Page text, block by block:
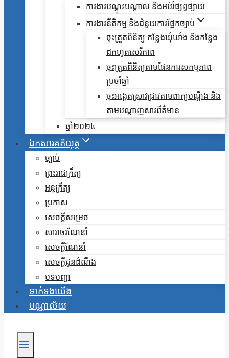
ការងារបណ្តុះបណ្តាល និងអប់រំផ្សព្វផ្សាយ
ការងារនីតិកម្ម និងជំនួយការផ្នែកច្បាប់
ចុះត្រួតពិនិត្យ កន្លែងឃុំឃាំង និងកន្លែង
ដកហូតសេរីភាព
ចុះត្រួតពិនិត្យតាមផែនការសកម្មភាព
ប្រចាំឆ្នាំ
ចុះអង្កេតស្រាវជ្រាវតាមពាក្យបណ្តឹង និង
តាមបណ្តាញសារព័ត៌មាន
ឆ្នាំ២០២៤
ឯកសារគតិយុត្ត
ច្បាប់
ព្រះរាជក្រឹត្យ
អនុក្រឹត្យ
ប្រកាស
សេចក្តីសម្រេច
សារាចរណែនាំ
សេចក្តីណែនាំ
សេចក្តីជូនដំណឹង
បទបញ្ជា
ទាក់ទងយើង
បណ្ណាល័យ